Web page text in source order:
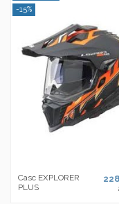
-15%
Casc EXPLORER
PLUS